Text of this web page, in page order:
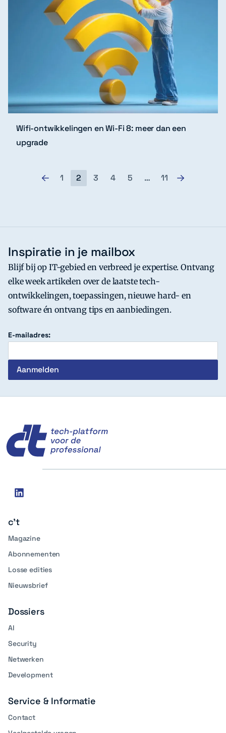
Wifi-ontwikkelingen en Wi-Fi 8: meer dan een
upgrade
1 2 3 4 5 … 11
Inspiratie in je mailbox
Blijf bij op IT-gebied en verbreed je expertise. Ontvang
elke week artikelen over de laatste tech-
ontwikkelingen, toepassingen, nieuwe hard- en
software én ontvang tips en aanbiedingen.
E-mailadres:
Social
linkedin
c't
Magazine
Abonnementen
Losse edities
Nieuwsbrief
Dossiers
AI
Security
Netwerken
Development
Service & Informatie
Contact